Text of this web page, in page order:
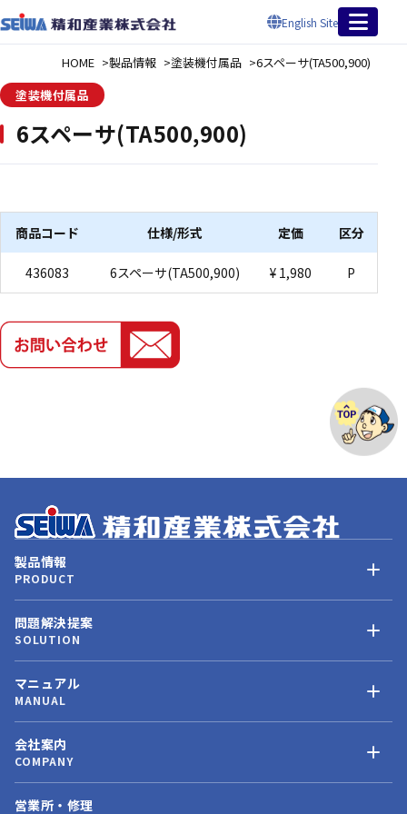
English Site
HOME 製品情報 塗装機付属品
6スペーサ(TA500,900)
塗装機付属品
6スペーサ(TA500,900)
商品コード 仕様/形式 定価 区分
436083 6スペーサ(TA500,900) ¥ 1,980 P
製品情報
PRODUCT
問題解決提案
SOLUTION
マニュアル
MANUAL
会社案内
COMPANY
営業所・修理